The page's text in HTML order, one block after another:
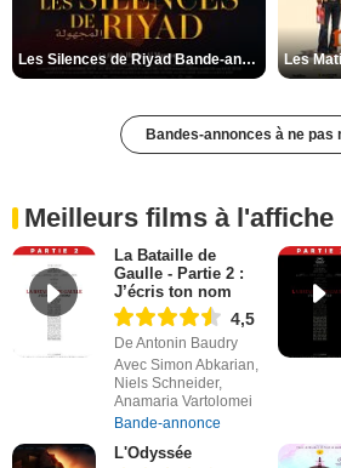
Les Silences de Riyad Bande-annonce VO STFR
Bandes-annonces à ne pas
Meilleurs films à l'affiche
La Bataille de
Gaulle - Partie 2 :
J’écris ton nom
4,5
De Antonin Baudry
Avec Simon Abkarian,
Niels Schneider,
Anamaria Vartolomei
Bande-annonce
L'Odyssée